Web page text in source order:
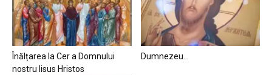
Înălțarea la Cer a Domnului
nostru Iisus Hristos
Dumnezeu…